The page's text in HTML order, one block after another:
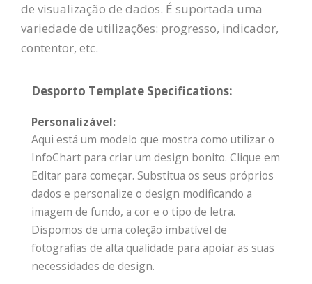
de visualização de dados. É suportada uma
variedade de utilizações: progresso, indicador,
contentor, etc.
Desporto Template Specifications:
Personalizável:
Aqui está um modelo que mostra como utilizar o
InfoChart para criar um design bonito. Clique em
Editar para começar. Substitua os seus próprios
dados e personalize o design modificando a
imagem de fundo, a cor e o tipo de letra.
Dispomos de uma coleção imbatível de
fotografias de alta qualidade para apoiar as suas
necessidades de design.